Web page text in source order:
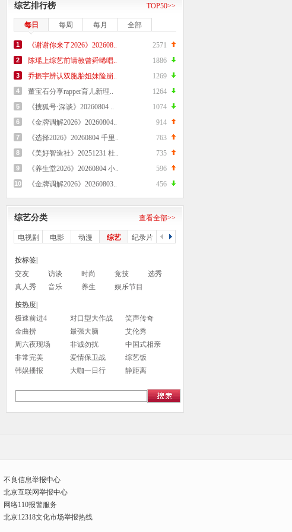
综艺排行榜 TOP50>>
每日 每周 每月 全部
2571
1
《谢谢你来了2026》202608..
1886
2
陈瑶上综艺前请教曾舜晞唱..
1269
3
乔振宇辨认双胞胎姐妹险崩..
1264
4
董宝石分享rapper育儿新理..
1074
5
《搜狐号·深谈》20260804 ..
914
6
《金牌调解2026》20260804..
763
7
《选择2026》20260804 千里..
735
8
《美好智造社》20251231 杜..
596
9
《养生堂2026》20260804 小..
456
10 《金牌调解2026》20260803..
综艺分类 查看全部>>
电视剧 电影 动漫 综艺 纪录片 公开课
按标签|
交友
访谈 时尚 竞技
选秀
真人秀
音乐 养生 娱乐节目
按热度|
极速前进4
对口型大作战
笑声传奇
金曲捞
最强大脑
艾伦秀
周六夜现场
非诚勿扰
中国式相亲
非常完美
爱情保卫战
综艺饭
韩娱播报
大咖一日行 静距离
不良信息举报中心
北京互联网举报中心
网络110报警服务
北京12318文化市场举报热线